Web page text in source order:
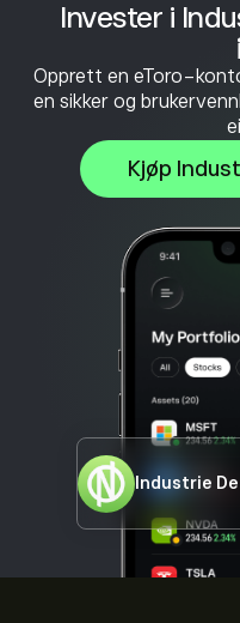
Invester i
Opprett en eToro-
en sikker og
Kjøp
Industrie